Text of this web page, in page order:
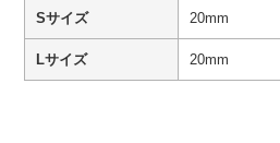
Sサイズ 20mm
Lサイズ 20mm